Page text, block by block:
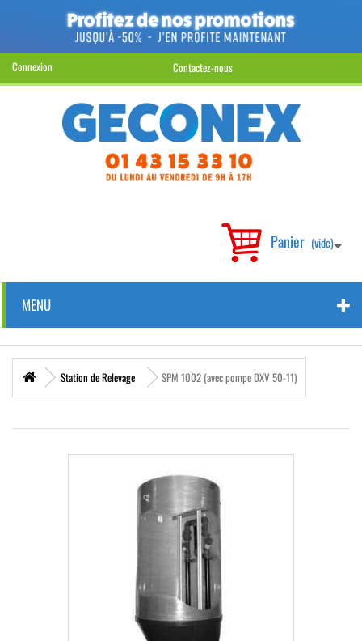
Connexion Contactez-nous
Panier (vide)
MENU
Station de Relevage SPM 1002 (avec pompe DXV 50-11)